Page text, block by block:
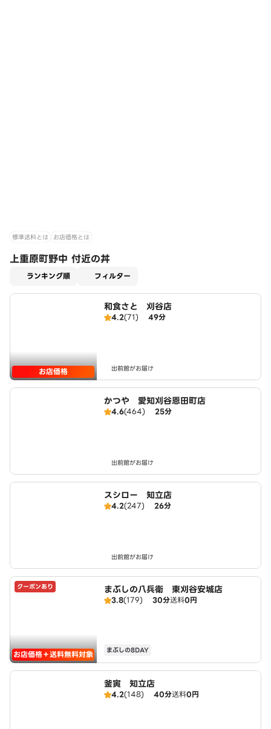
標準送料とは お店価格とは
上重原町野中 付近の丼
ランキング順 フィルター
お店価格
和食さと 刈谷店
4.2(71) 49分
出前館がお届け
かつや 愛知刈谷恩田町店
4.6(464) 25分
出前館がお届け
スシロー 知立店
4.2(247) 26分
出前館がお届け
クーポンあり
お店価格＋送料無料対象
まぶしの八兵衛 東刈谷安城店
3.8(179) 30分送料0円
まぶしの8DAY
釜寅 知立店
4.2(148) 40分送料0円